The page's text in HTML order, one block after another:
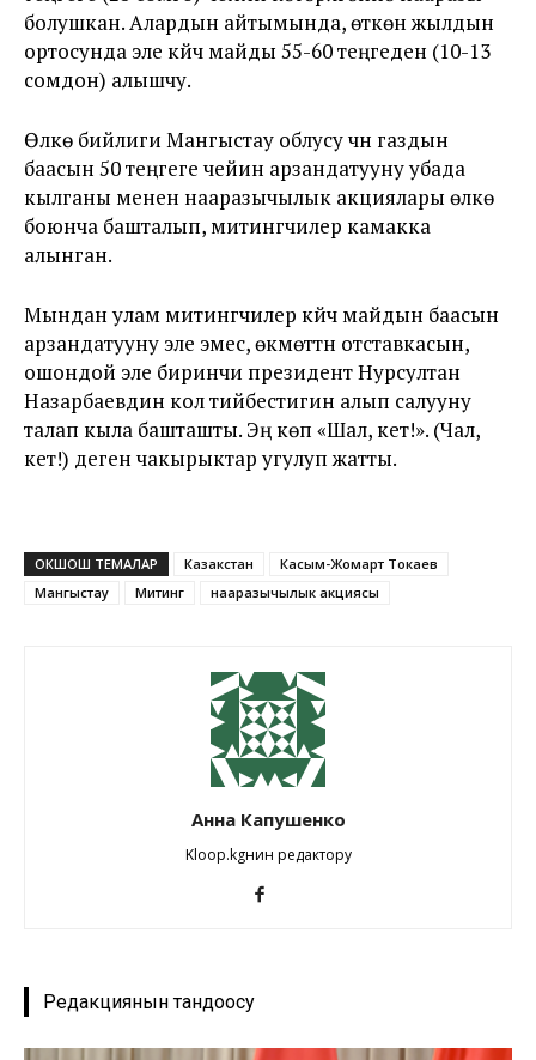
болушкан. Алардын айтымында, өткөн жылдын
ортосунда эле күйүүчү майды 55-60 теңгеден (10-13
сомдон) алышчу.
Өлкө бийлиги Мангыстау облусу үчүн газдын
баасын 50 теңгеге чейин арзандатууну убада
кылганы менен нааразычылык акциялары өлкө
боюнча башталып, митингчилер камакка
алынган.
Мындан улам митингчилер күйүүчү майдын баасын
арзандатууну эле эмес, өкмөттүн отставкасын,
ошондой эле биринчи президент Нурсултан
Назарбаевдин кол тийбестигин алып салууну
талап кыла башташты. Эң көп «Шал, кет!». (Чал,
кет!) деген чакырыктар угулуп жатты.
ОКШОШ ТЕМАЛАР Казакстан
Касым-Жомарт Токаев
Мангыстау
Митинг нааразычылык акциясы
Анна Капушенко
Kloop.kgнин редактору
Редакциянын тандоосу